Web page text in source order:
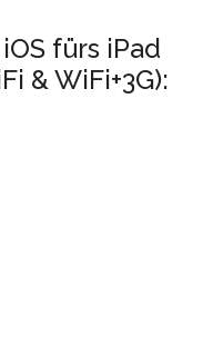
fürs iPad
& WiFi+3G):